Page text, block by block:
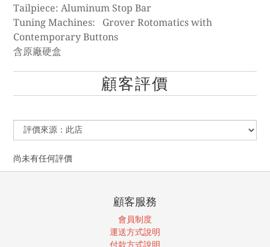
Tailpiece: Aluminum Stop Bar
Tuning Machines: Grover Rotomatics with
Contemporary Buttons
含原廠硬盒
顧客評價
尚未有任何評價
顧客服務
會員制度
運送方式說明
付款方式說明